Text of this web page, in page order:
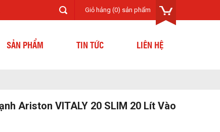
Giỏ hảng (0) sản phẩm
SẢN PHẨM TIN TỨC LIÊN HỆ
Ariston VITALY 20 SLIM 20 Lít Vào